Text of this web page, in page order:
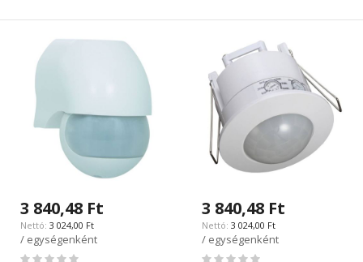
3 840,48 Ft
3 024,00 Ft
/ egységenként
Rating:
3 840,48 Ft
3 024,00 Ft
/ egységenként
Rating: